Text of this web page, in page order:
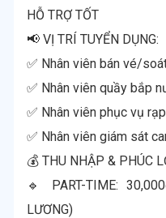
HỖ TRỢ TỐT
📢 VỊ TRÍ TUYỂN DỤNG:
✅ Nhân viên bán vé/
✅ Nhân viên quầy bắp
✅ Nhân viên phục vụ rạp
✅ Nhân viên giám sát
💰 THU NHẬP & PHÚC
🔹 PART-TIME:
LƯƠNG)